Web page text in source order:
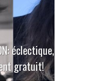
éclectique,
gratuit!